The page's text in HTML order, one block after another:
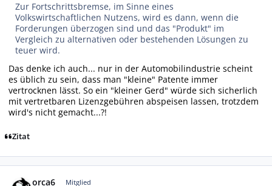
Zur Fortschrittsbremse, im Sinne eines
Volkswirtschaftlichen Nutzens, wird es dann, wenn die
Forderungen überzogen sind und das "Produkt" im
Vergleich zu alternativen oder bestehenden Lösungen zu
teuer wird.
Das denke ich auch... nur in der Automobilindustrie scheint
es üblich zu sein, dass man "kleine" Patente immer
vertrocknen lässt. So ein "kleiner Gerd" würde sich sicherlich
mit vertretbaren Lizenzgebühren abspeisen lassen, trotzdem
wird's nicht gemacht...?!
Zitat
orca6 Mitglied